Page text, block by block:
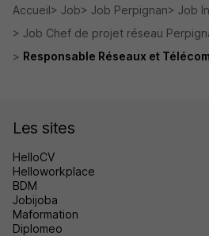
Accueil Job Job Perpignan
Job
Job Chef de projet réseau
Responsable Réseaux et
Les sites
HelloCV
Helloworkplace
BDM
Jobijoba
Maformation
Diplomeo